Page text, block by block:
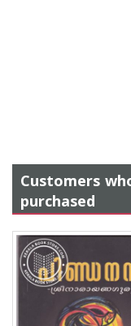
Customers
purchased